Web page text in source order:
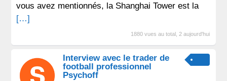
vous avez mentionnés, la Shanghai Tower est la
[…]
1880 vues au total, 2 aujourd'hui
Interview avec le trader de
football professionnel
Psychoff